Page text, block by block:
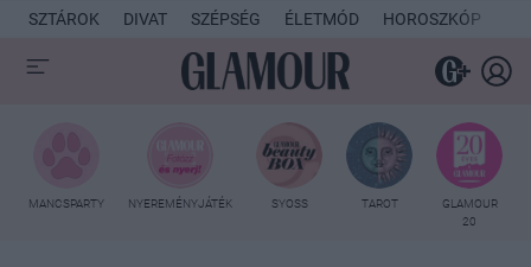
SZTÁROK DIVAT SZÉPSÉG ÉLETMÓD HOROSZKÓP
MANCSPARTY NYEREMÉNYJÁTÉK SYOSS TAROT
GLAMOUR
20